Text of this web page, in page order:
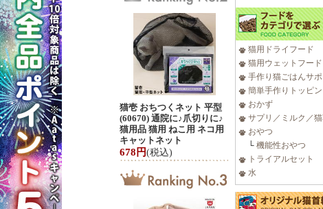
猫壱 おちつくネット 平型
(60670) 通院に♪爪切りに♪
猫用品 猫用 ねこ用 ネコ用
キャットネット
678円(税込)
猫用ドライフード
猫用ウェットフード
手作り猫ごはんサポ
簡単手作りトッピ
おかず
サプリ／ミルク／
おやつ
└ 機能性おやつ
トライアルセット
水